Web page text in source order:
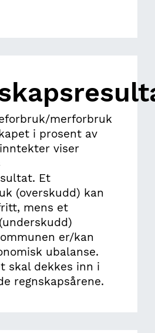
merforbruk
i prosent av
viser
Et
(overskudd) kan
mens et
er/kan
ubalanse.
skal dekkes inn i
regnskapsårene.